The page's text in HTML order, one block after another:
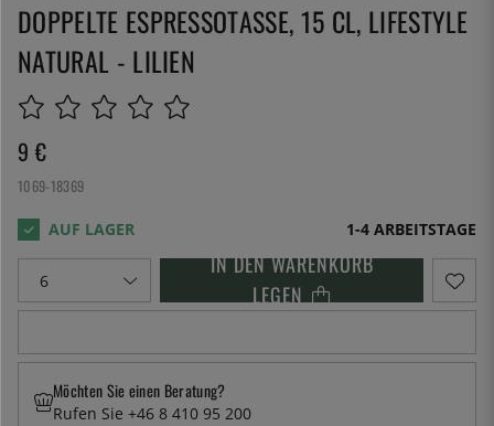
DOPPELTE ESPRESSOTASSE, 15 CL, LIFESTYLE
NATURAL - LILIEN
9 €
1069-18369
1-4 ARBEITSTAGE
IN DEN WARENKORB
LEGEN
Möchten Sie einen Beratung?
Rufen Sie +46 8 410 95 200